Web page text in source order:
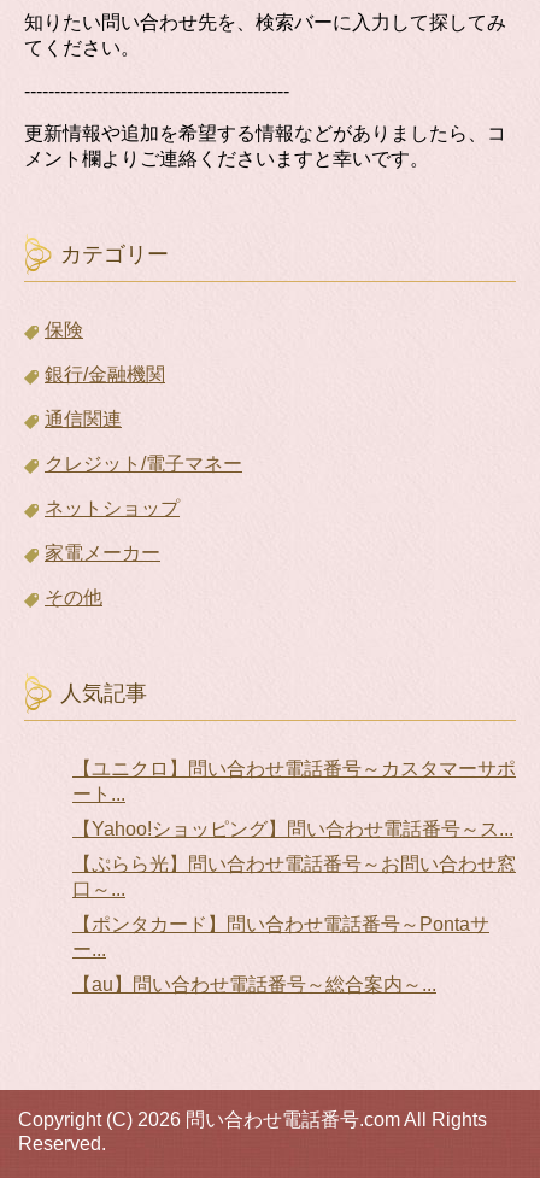
知りたい問い合わせ先を、検索バーに入力して探してみ
てください。
--------------------------------------------
更新情報や追加を希望する情報などがありましたら、コ
メント欄よりご連絡くださいますと幸いです。
カテゴリー
保険
銀行/金融機関
通信関連
クレジット/電子マネー
ネットショップ
家電メーカー
その他
人気記事
【ユニクロ】問い合わせ電話番号～カスタマーサポ
ート...
【Yahoo!ショッピング】問い合わせ電話番号～ス...
【ぷらら光】問い合わせ電話番号～お問い合わせ窓
口～...
【ポンタカード】問い合わせ電話番号～Pontaサ
ー...
【au】問い合わせ電話番号～総合案内～...
Copyright (C) 2026 問い合わせ電話番号.comAll Rights
Reserved.